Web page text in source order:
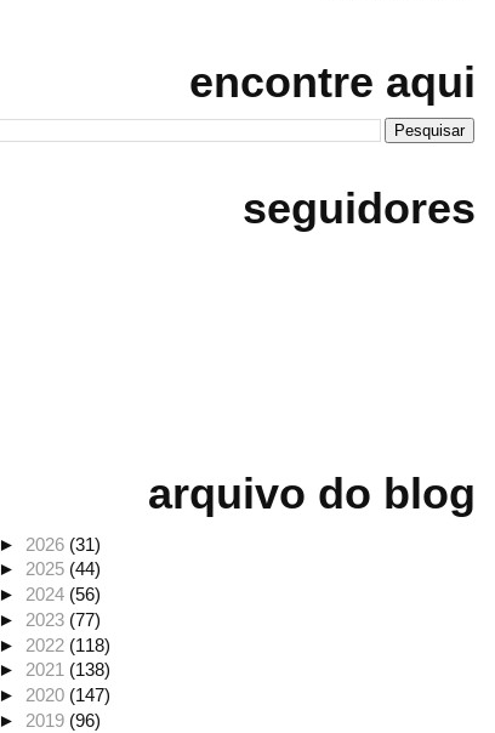
encontre aqui
seguidores
arquivo do blog
► 2026 (31)
► 2025 (44)
► 2024 (56)
► 2023 (77)
► 2022 (118)
►2021 (138)
► 2020 (147)
► 2019 (96)